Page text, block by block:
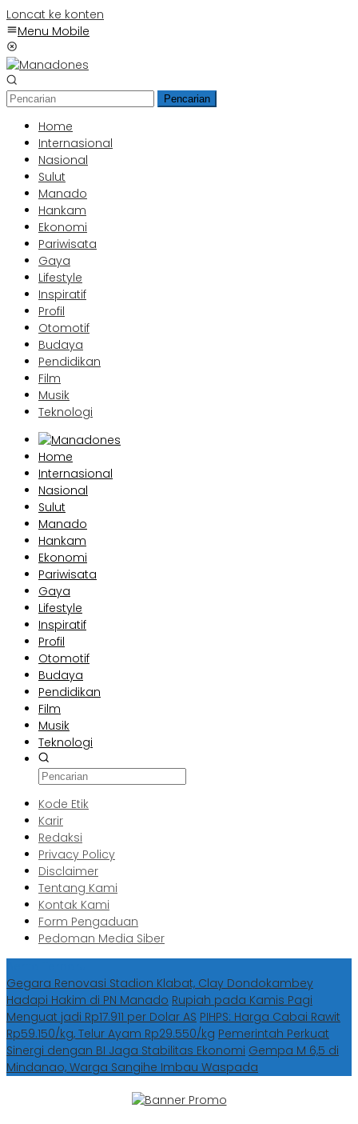
Loncat ke konten
Menu Mobile
Pencarian
Home
Internasional
Nasional
Sulut
Manado
Hankam
Ekonomi
Pariwisata
Gaya
Lifestyle
Inspiratif
Profil
Otomotif
Budaya
Pendidikan
Film
Musik
Teknologi
Home
Internasional
Nasional
Sulut
Manado
Hankam
Ekonomi
Pariwisata
Gaya
Lifestyle
Inspiratif
Profil
Otomotif
Budaya
Pendidikan
Film
Musik
Teknologi
Kode Etik
Karir
Redaksi
Privacy Policy
Disclaimer
Tentang Kami
Kontak Kami
Form Pengaduan
Pedoman Media Siber
Gegara Renovasi Stadion Klabat, Clay Dondokambey
Hadapi Hakim di PN Manado Rupiah pada Kamis Pagi
Menguat jadi Rp17.911 per Dolar AS PIHPS: Harga Cabai Rawit
Rp59.150/kg, Telur Ayam Rp29.550/kg Pemerintah Perkuat
Sinergi dengan BI Jaga Stabilitas Ekonomi Gempa M 6,5 di
Mindanao, Warga Sangihe Imbau Waspada